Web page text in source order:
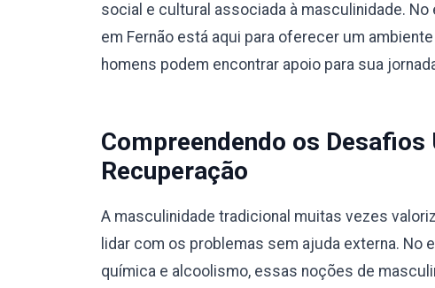
social e cultural associada à masculinidade.
em Fernão está aqui para oferecer um
homens podem encontrar apoio para sua
Compreendendo os
Recuperação
A masculinidade tradicional muitas vezes
lidar com os problemas sem ajuda externa. No
química e alcoolismo, essas noções de